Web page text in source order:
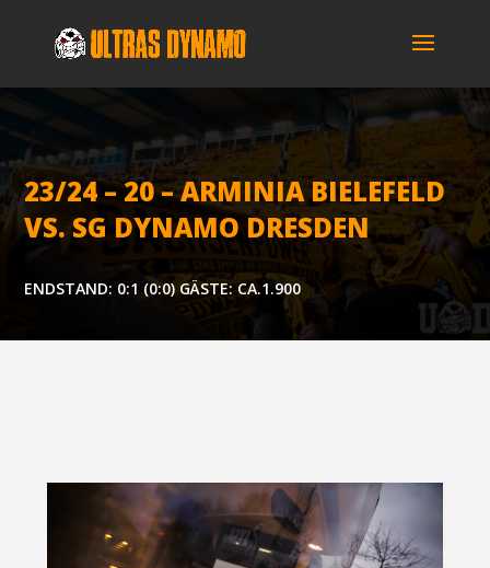
23/24 – 20 – ARMI­NIA BIE­LE­FELD
VS. SG DYNA­MO DRESDEN
ENDSTAND: 0:1 (0:0) GÄSTE: CA.1.900